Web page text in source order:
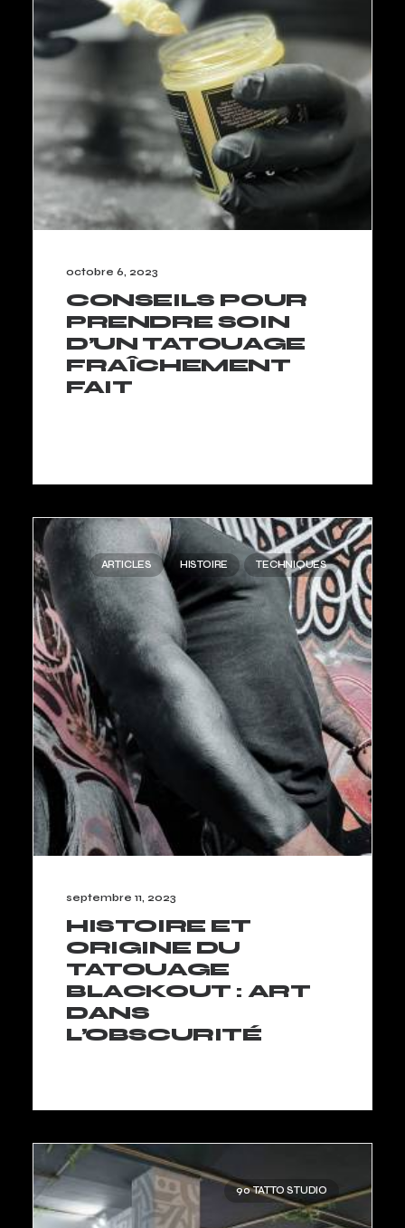
octobre 6, 2023
CONSEILS POUR
PRENDRE SOIN
D’UN TATOUAGE
FRAÎCHEMENT
FAIT
ARTICLES HISTOIRE TECHNIQUES
septembre 11, 2023
HISTOIRE ET
ORIGINE DU
TATOUAGE
BLACKOUT : ART
DANS
L’OBSCURITÉ
90 TATTO STUDIO